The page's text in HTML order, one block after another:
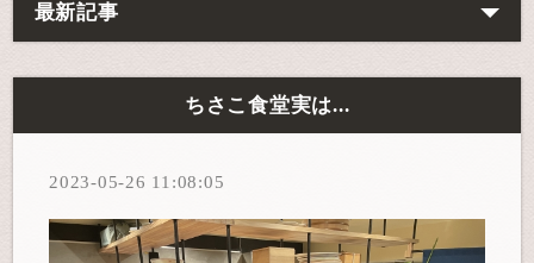
最新記事
ちさこ食堂実は...
2023-05-26 11:08:05